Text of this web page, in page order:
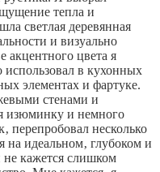
тепла и
светлая деревянная
и визуально
акцентного цвета я
в кухонных
элементах и фартуке.
стенами и
изюминку и немного
перепробовал несколько
на идеальном‚ глубоком и
кажется слишком